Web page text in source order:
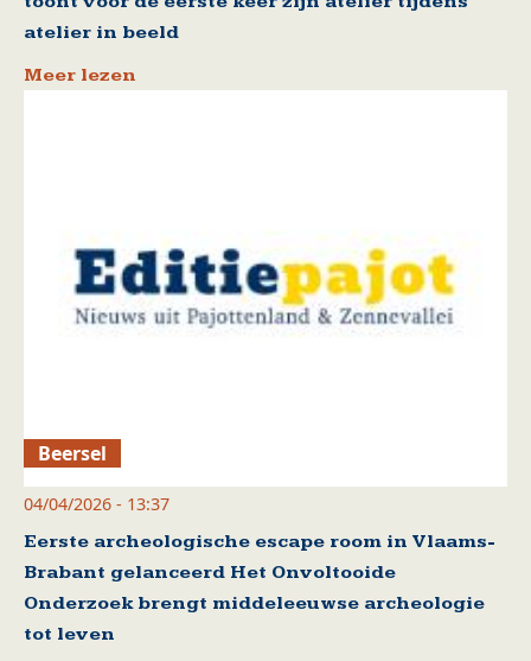
atelier in beeld
Meer lezen
Beersel
04/04/2026 - 13:37
Eerste archeologische escape room in Vlaams-
Brabant gelanceerd Het Onvoltooide
Onderzoek brengt middeleeuwse archeologie
tot leven